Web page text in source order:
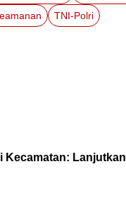
TNI-Polri
Kecamatan: Lanjutkan